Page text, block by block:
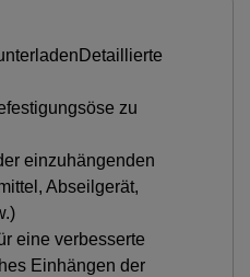
zu
einzuhängenden
Abseilgerät,
eine verbesserte
Einhängen der